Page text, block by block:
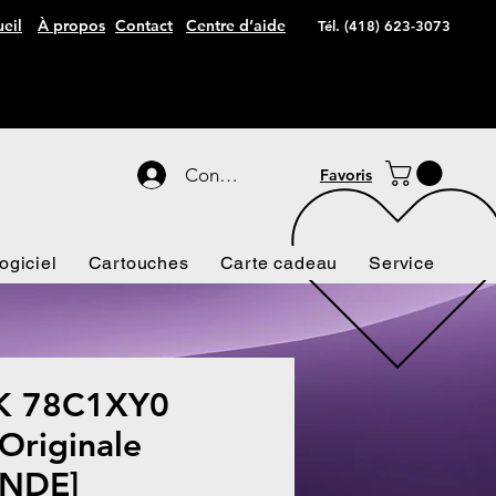
À propos Contact Centre d’aide Tél. (418) 623-3073
Connexion Favoris
Cartouches Carte cadeau Service
78C1XY0